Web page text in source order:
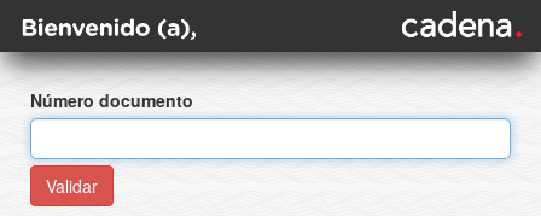
Número documento